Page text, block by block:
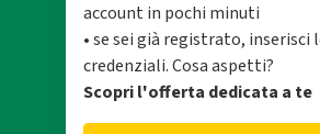
account in pochi minuti
• se sei già registrato, inserisci
credenziali. Cosa aspetti?
Scopri l'offerta dedicata a te